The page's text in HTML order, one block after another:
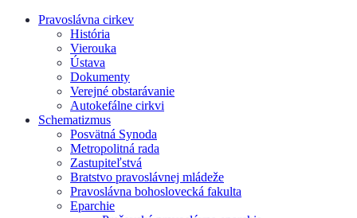
Pravoslávna cirkev
História
Vierouka
Ústava
Dokumenty
Verejné obstarávanie
Autokefálne cirkvi
Schematizmus
Posvätná Synoda
Metropolitná rada
Zastupiteľstvá
Bratstvo pravoslávnej mládeže
Pravoslávna bohoslovecká fakulta
Eparchie